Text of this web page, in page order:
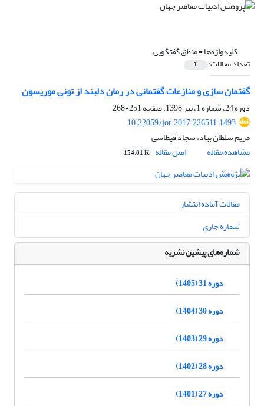
کلیدواژه‌ها =منطق گفتگویی
تعداد مقالات: 1
گفتمان سازی و منازعات گفتمانی در رمان دلبند از تونی موریسون
دوره 24، شماره 1، تیر 1398، صفحه
251-268
10.22059/jor.2017.226511.1493
مریم سلطان بیاد، سجاد قیطاسی
مشاهده مقاله
اصل مقاله 154.81 K
مقالات آماده انتشار
شماره جاری
شماره‌های پیشین نشریه
دوره 31 (1405)
دوره 30 (1404)
دوره 29 (1403)
دوره 28 (1402)
دوره 27 (1401)